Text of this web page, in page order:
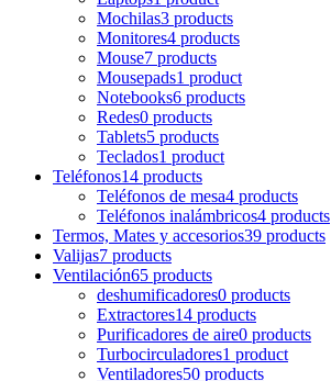
Mochilas3 products
Monitores4 products
Mouse7 products
Mousepads1 product
Notebooks6 products
Redes0 products
Tablets5 products
Teclados1 product
Teléfonos14 products
Teléfonos de mesa4 products
Teléfonos inalámbricos4 products
Termos, Mates y accesorios39 products
Valijas7 products
Ventilación65 products
deshumificadores0 products
Extractores14 products
Purificadores de aire0 products
Turbocirculadores1 product
Ventiladores50 products